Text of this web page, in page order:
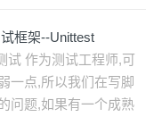
框架--Unittest
试 作为测试工程师,可
一点,所以我们在写脚
问题,如果有一个成熟